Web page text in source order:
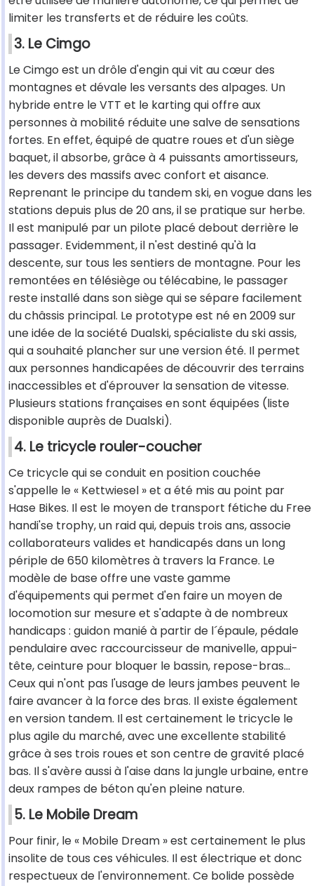
limiter les transferts et de réduire les coûts.
3. Le Cimgo
Le Cimgo est un drôle d'engin qui vit au cœur des
montagnes et dévale les versants des alpages. Un
hybride entre le VTT et le karting qui offre aux
personnes à mobilité réduite une salve de sensations
fortes. En effet, équipé de quatre roues et d'un siège
baquet, il absorbe, grâce à 4 puissants amortisseurs,
les devers des massifs avec confort et aisance.
Reprenant le principe du tandem ski, en vogue dans les
stations depuis plus de 20 ans, il se pratique sur herbe.
Il est manipulé par un pilote placé debout derrière le
passager. Evidemment, il n'est destiné qu'à la
descente, sur tous les sentiers de montagne. Pour les
remontées en télésiège ou télécabine, le passager
reste installé dans son siège qui se sépare facilement
du châssis principal. Le prototype est né en 2009 sur
une idée de la société Dualski, spécialiste du ski assis,
qui a souhaité plancher sur une version été. Il permet
aux personnes handicapées de découvrir des terrains
inaccessibles et d'éprouver la sensation de vitesse.
Plusieurs stations françaises en sont équipées (liste
disponible auprès de Dualski).
4. Le tricycle rouler-coucher
Ce tricycle qui se conduit en position couchée
s'appelle le « Kettwiesel » et a été mis au point par
Hase Bikes. Il est le moyen de transport fétiche du Free
handi'se trophy, un raid qui, depuis trois ans, associe
collaborateurs valides et handicapés dans un long
périple de 650 kilomètres à travers la France. Le
modèle de base offre une vaste gamme
d'équipements qui permet d'en faire un moyen de
locomotion sur mesure et s'adapte à de nombreux
handicaps : guidon manié à partir de l´épaule, pédale
pendulaire avec raccourcisseur de manivelle, appui-
tête, ceinture pour bloquer le bassin, repose-bras...
Ceux qui n'ont pas l'usage de leurs jambes peuvent le
faire avancer à la force des bras. Il existe également
en version tandem. Il est certainement le tricycle le
plus agile du marché, avec une excellente stabilité
grâce à ses trois roues et son centre de gravité placé
bas. Il s'avère aussi à l'aise dans la jungle urbaine, entre
deux rampes de béton qu'en pleine nature.
5. Le Mobile Dream
Pour finir, le « Mobile Dream » est certainement le plus
insolite de tous ces véhicules. Il est électrique et donc
respectueux de l'environnement. Ce bolide possède